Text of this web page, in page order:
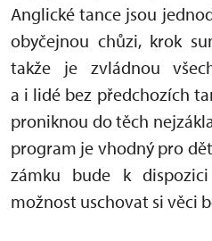
Anglické tance jsou
obyčejnou chůzi, krok
takže je zvládnou
a i lidé bez předchozích
proniknou do těch
program je vhodný pro
zámku bude k
možnost uschovat si věci